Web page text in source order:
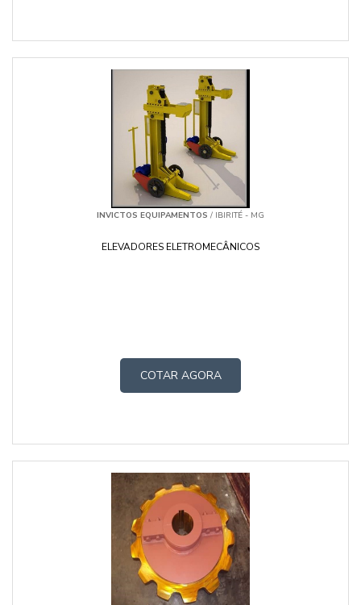
INVICTOS EQUIPAMENTOS / IBIRITÉ - MG
ELEVADORES ELETROMECÂNICOS
COTAR AGORA